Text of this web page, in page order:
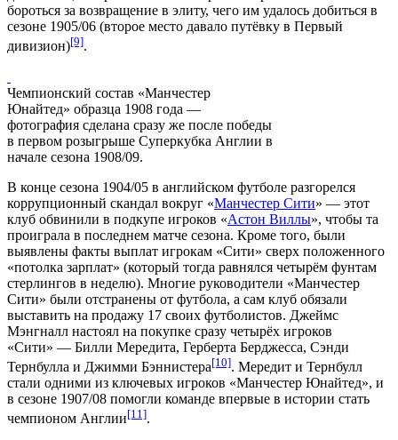
бороться за возвращение в элиту, чего им удалось добиться в
сезоне 1905/06 (второе место давало путёвку в Первый
дивизион)[9].
Чемпионский состав «Манчестер
Юнайтед» образца 1908 года —
фотография сделана сразу же после победы
в первом розыгрыше Суперкубка Англии в
начале сезона 1908/09.
В конце сезона 1904/05 в английском футболе разгорелся
коррупционный скандал вокруг «Манчестер Сити» — этот
клуб обвинили в подкупе игроков «Астон Виллы», чтобы та
проиграла в последнем матче сезона. Кроме того, были
выявлены факты выплат игрокам «Сити» сверх положенного
«потолка зарплат» (который тогда равнялся четырём фунтам
стерлингов в неделю). Многие руководители «Манчестер
Сити» были отстранены от футбола, а сам клуб обязали
выставить на продажу 17 своих футболистов. Джеймс
Мэнгналл настоял на покупке сразу четырёх игроков
«Сити» — Билли Мередита, Герберта Берджесса, Сэнди
Тернбулла и Джимми Бэннистера[10]. Мередит и Тернбулл
стали одними из ключевых игроков «Манчестер Юнайтед», и
в сезоне 1907/08 помогли команде впервые в истории стать
чемпионом Англии[11].